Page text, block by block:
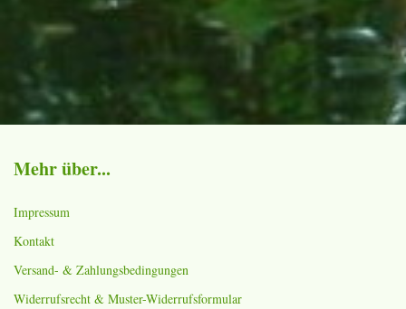
Mehr über...
Impressum
Kontakt
Versand- & Zahlungsbedingungen
Widerrufsrecht & Muster-Widerrufsformular